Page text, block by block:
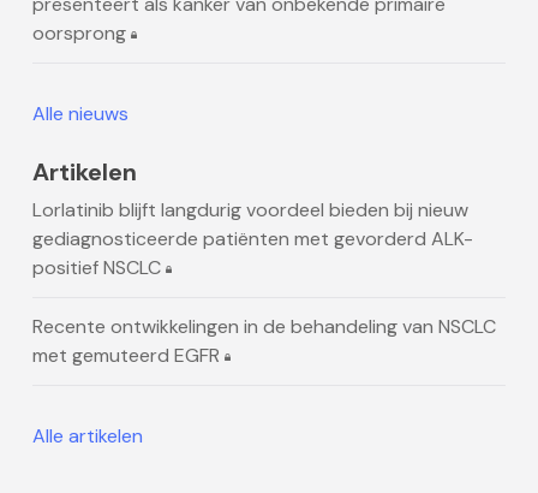
oorsprong
Alle nieuws
Artikelen
Lorlatinib blijft langdurig voordeel bieden bij nieuw
gediagnosticeerde patiënten met gevorderd ALK-
positief NSCLC
Recente ontwikkelingen in de behandeling van NSCLC
met gemuteerd EGFR
Alle artikelen